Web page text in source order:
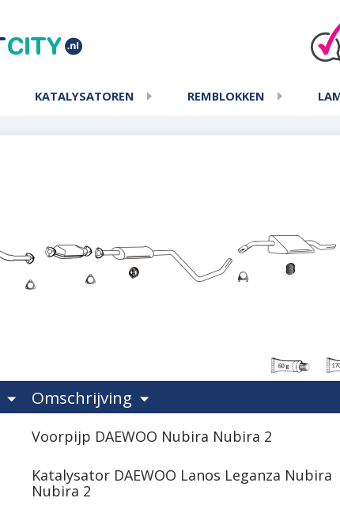
KATALYSATOREN REMBLOKKEN
Omschrijving
Voorpijp DAEWOO Nubira Nubira 2
Katalysator DAEWOO Lanos Leganza Nubira
Nubira 2